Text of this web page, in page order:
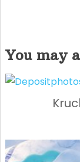
You may